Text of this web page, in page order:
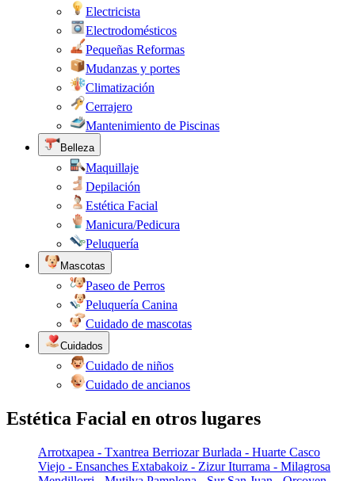
Electricista
Electrodomésticos
Pequeñas Reformas
Mudanzas y portes
Climatización
Cerrajero
Mantenimiento de Piscinas
Belleza
Maquillaje
Depilación
Estética Facial
Manicura/Pedicura
Peluquería
Mascotas
Paseo de Perros
Peluquería Canina
Cuidado de mascotas
Cuidados
Cuidado de niños
Cuidado de ancianos
Estética Facial en otros lugares
Arrotxapea - Txantrea Berriozar Burlada - Huarte Casco
Viejo - Ensanches Extabakoiz - Zizur Iturrama - Milagrosa